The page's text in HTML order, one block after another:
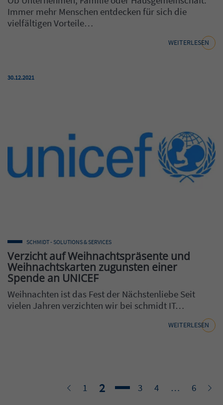
Immer mehr Menschen entdecken für sich die
vielfältigen Vorteile…
WEITERLESEN
Veröffentlicht am:
30.12.2021
Verzicht auf Weihnachtspräsente und
Weihnachtskarten zugunsten einer
Spende an UNICEF
SCHMIDT - SOLUTIONS & SERVICES
Weihnachten ist das Fest der Nächstenliebe Seit
vielen Jahren verzichten wir bei schmidt IT…
WEITERLESEN
ZurückSeite
1 Seite
2 Seite
3 Seite
4 … Seite
6